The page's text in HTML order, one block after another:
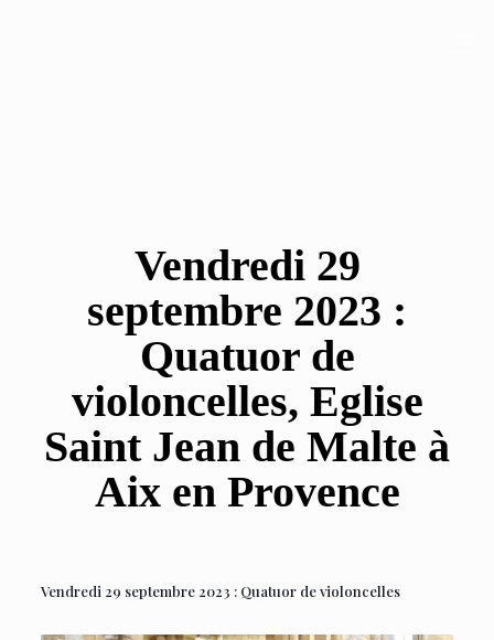
Vendredi 29
septembre 2023 :
Quatuor de
violoncelles, Eglise
Saint Jean de Malte à
Aix en Provence
Vendredi 29 septembre 2023 : Quatuor de violoncelles